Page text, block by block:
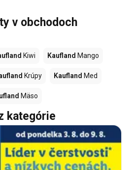
v obchodoch
Kiwi Kaufland Mango
Krúpy Kaufland Med
Mäso
kategórie